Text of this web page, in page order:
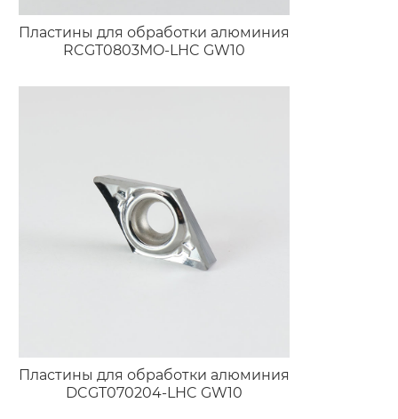
Пластины для обработки алюминия
RCGT0803MO-LHC GW10
Пластины для обработки алюминия
DCGT070204-LHC GW10